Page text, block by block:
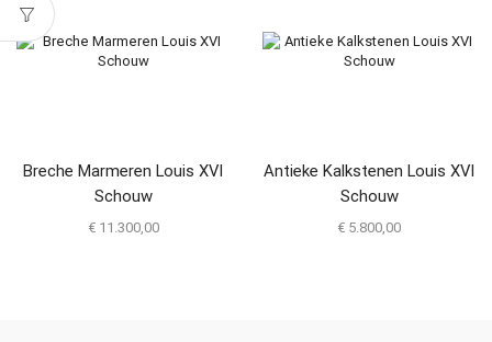
Breche Marmeren Louis XVI
Schouw
€11.300,00
Antieke Kalkstenen Louis XVI
Schouw
€ 5.800,00